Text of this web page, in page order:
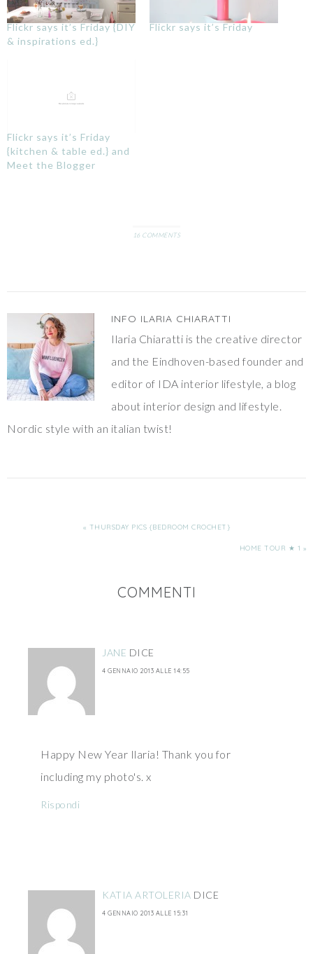
Flickr says it’s Friday {DIY
& inspirations ed.}
Flickr says it’s Friday
Flickr says it’s Friday
{kitchen & table ed.} and
Meet the Blogger
16 COMMENTS
INFO ILARIA CHIARATTI
Ilaria Chiaratti is the creative director
and the Eindhoven-based founder and
editor of IDA interior lifestyle, a blog
about interior design and lifestyle.
Nordic style with an italian twist!
« THURSDAY PICS {BEDROOM CROCHET}
HOME TOUR ★ 1 »
COMMENTI
JANE DICE
4 GENNAIO 2013 ALLE 14:55
Happy New Year Ilaria! Thank you for
including my photo's. x
Rispondi
KATIA ARTOLERIA DICE
4 GENNAIO 2013 ALLE 15:31